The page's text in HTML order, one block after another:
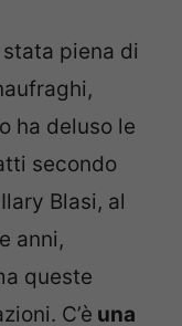
piena di
ha deluso le
secondo
Blasi, al
anni,
queste
C’è una